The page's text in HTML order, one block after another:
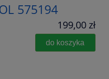
575194
199,00 zł
do koszyka